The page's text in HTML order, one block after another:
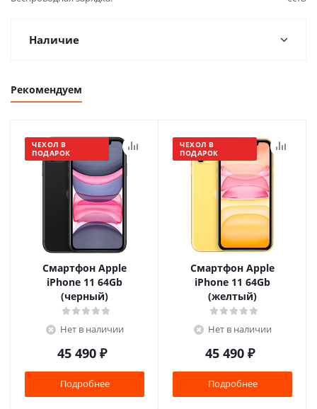
Наличие
Рекомендуем
ЧЕХОЛ В
ПОДАРОК
Смартфон Apple
iPhone 11 64Gb
(черный)
Нет в наличии
45 490 ₽
Подробнее
ЧЕХОЛ В
ПОДАРОК
Смартфон Apple
iPhone 11 64Gb
(желтый)
Нет в наличии
45 490 ₽
Подробнее